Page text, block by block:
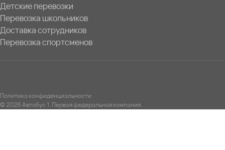
Детские перевозки
Перевозка школьников
Доставка сотрудников
Перевозка спортсменов
Политика конфиденциальности
© 2026 Автобус 1. Первая федеральная компания.